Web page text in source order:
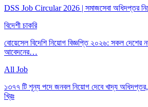
DSS Job Circular 2026 | সমাজসেবা অধিদপ্তর
বিদেশী চাকরি
বোয়েসেল বিদেশি নিয়োগ বিজ্ঞপ্তি ২০২৬: সকল দেশের
আবেদনের…
All Job
১৩৭৭ টি শূন্য পদে জনবল নিয়োগ দেবে খাদ্য
খ্রিঃ